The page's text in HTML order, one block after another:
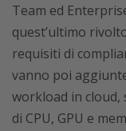
Team ed
quest’ultimo
requisiti di
vanno poi
workload in cloud,
di CPU, GPU e